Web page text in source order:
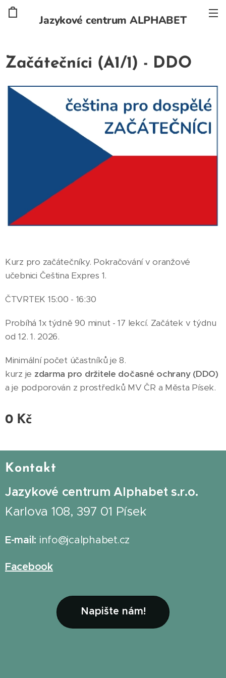
Jazykové centrum ALPHABET
Začátečníci (A1/1) - DDO
Kurz pro začátečníky. Pokračování v oranžové
učebnici Čeština Expres 1.
ČTVRTEK 15:00 - 16:30
Probíhá 1x týdně 90 minut - 17 lekcí. Začátek v týdnu
od 12. 1. 2026.
Minimální počet účastníků je 8.
kurz je zdarma pro držitele dočasné ochrany (DDO)
a je podporován z prostředků MV ČR a Města Písek.
0Kč
Kontakt
Jazykové centrum Alphabet s.r.o.
Karlova 108, 397 01 Písek
E-mail: info@jcalphabet.cz
Facebook
Napište nám!